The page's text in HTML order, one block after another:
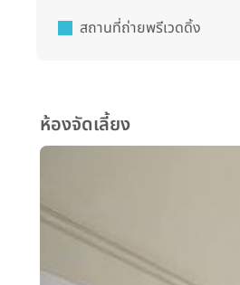
สถานที่ถ่ายพรีเวดดิ้ง
ห้องจัดเลี้ยง